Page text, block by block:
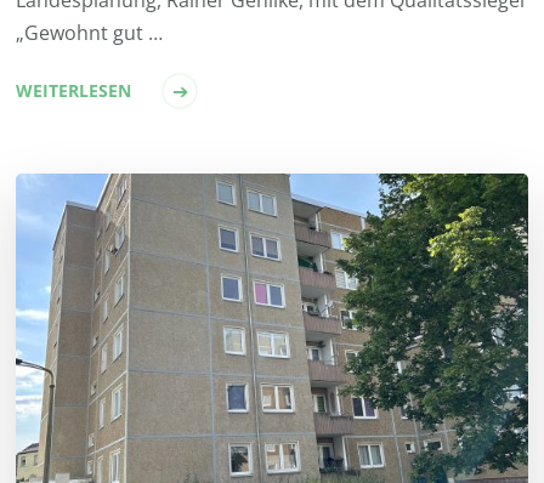
„Gewohnt gut …
WEITERLESEN